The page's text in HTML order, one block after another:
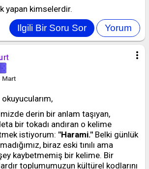
yapan kimselerdir.
more_vert
Mart
derin bir anlam taşıyan,
bir tokadı andıran o kelime
istiyorum: "Harami." Belki günlük
biraz eski tınılı ama
kaybetmemiş bir kelime. Bir
toplumumuzun kültürel kodlarını